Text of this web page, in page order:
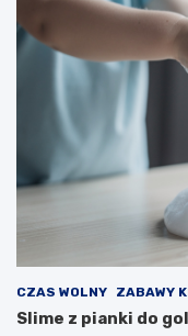
CZAS WOLNY ZABAWY
Slime z pianki do